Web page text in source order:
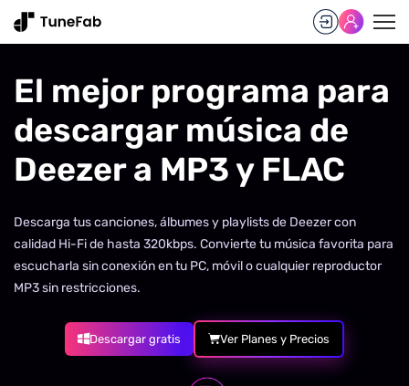
El mejor programa para
descargar música de
Deezer a MP3 y FLAC
Descarga tus canciones, álbumes y playlists de Deezer con
calidad Hi-Fi de hasta 320kbps. Convierte tu música favorita para
escucharla sin conexión en tu PC, móvil o cualquier reproductor
MP3 sin restricciones.
Descargar gratis Ver Planes y Precios